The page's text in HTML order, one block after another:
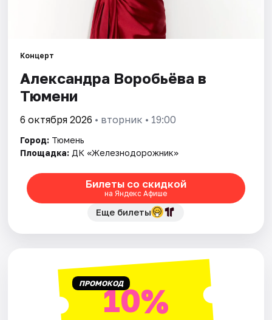
Площадки
Артисты
Рейтинги
Концерт
Александра Воробьёва в
Тюмени
6 октября 2026 • вторник • 19:00
Город: Тюмень
Площадка: ДК «Железнодорожник»
Билеты со скидкой
на Яндекс Афише
Еще билеты
ПРОМОКОД10%